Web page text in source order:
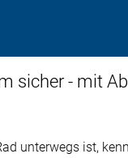
sicher - mit
unterwegs ist,